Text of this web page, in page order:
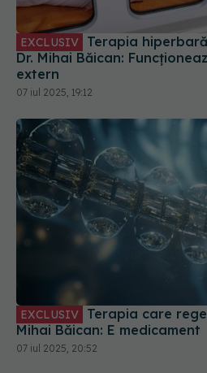
EXCLUSIV Terapia hiperbară: cine o poate face.
Dr. Mihai Băican:
extern
07 iul 2025, 19:12
EXCLUSIV Terapia care regenerează celulele. Dr.
Mihai Băican: E medicament
07 iul 2025, 20:52